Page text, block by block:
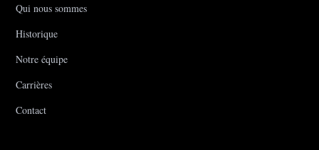
Qui nous sommes
Historique
Notre équipe
Carrières
Contact